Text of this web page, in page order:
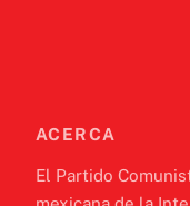
ACERCA
El Partido